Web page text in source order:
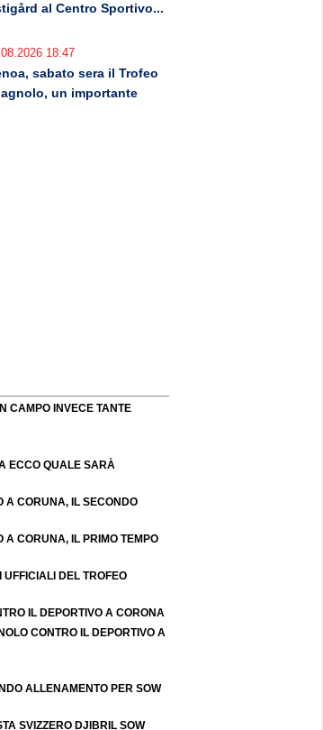
al Centro Sportivo...
18:47
sabato sera il Trofeo
un importante
CAMPO INVECE TANTE
ECCO QUALE SARÀ
A CORUNA, IL SECONDO
A CORUNA, IL PRIMO TEMPO
DEL TROFEO
IL DEPORTIVO A CORONA
CONTRO IL DEPORTIVO A
ALLENAMENTO PER SOW
SVIZZERO DJIBRIL SOW